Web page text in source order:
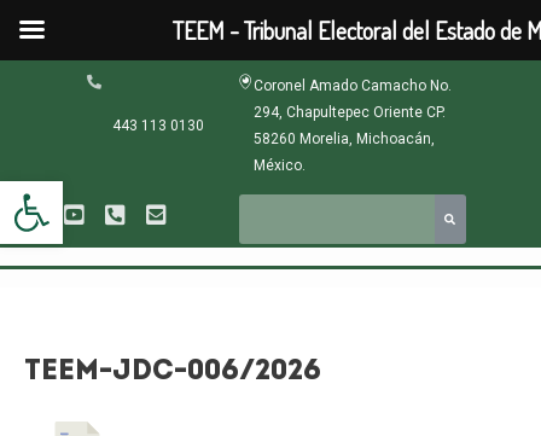
Abrir barra de herramientas
contenido
443 113 0130
Coronel Amado Camacho No.
294, Chapultepec Oriente CP.
58260 Morelia, Michoacán,
México.
TEEM-JDC-006/2026
TEEM - Tribunal Electoral del Estado de